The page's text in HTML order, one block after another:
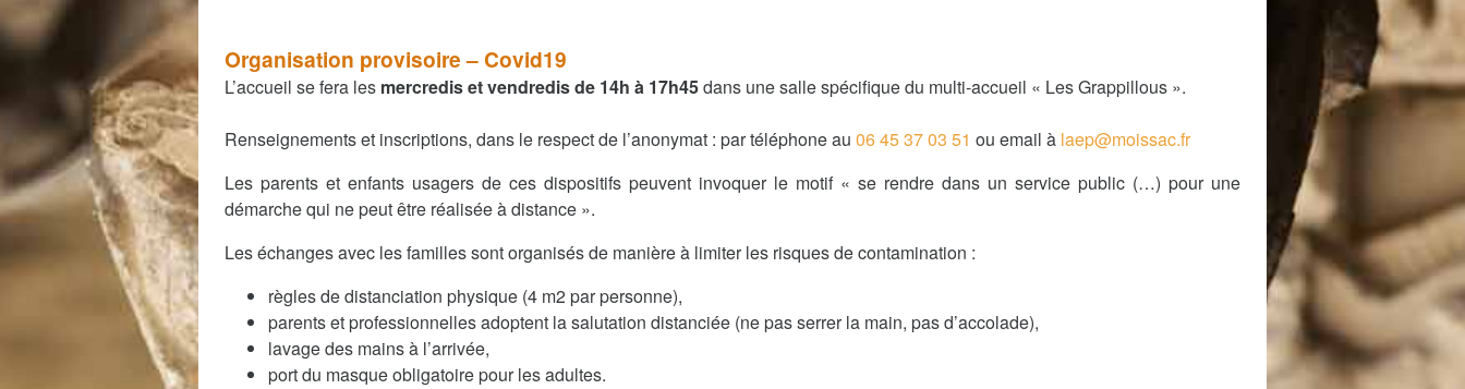
Organisation provisoire – Covid19
L’accueil se fera les mercredis et vendredis de 14h à 17h45dans une salle spécifique du multi-accueil « Les Grappillous ».
Renseignements et inscriptions, dans le respect de l’anonymat : par téléphone au 06 45 37 03 51 ou email à laep@moissac.fr
Les parents et enfants usagers de ces dispositifs peuvent invoquer le motif « se rendre dans un service public (…) pour une
démarche qui ne peut être réalisée à distance ».
Les échanges avec les familles sont organisés de manière à limiter les risques de contamination :
règles de distanciation physique (4 m2 par personne),
parents et professionnelles adoptent la salutation distanciée (ne pas serrer la main, pas d’accolade),
lavage des mains à l’arrivée,
port du masque obligatoire pour les adultes.